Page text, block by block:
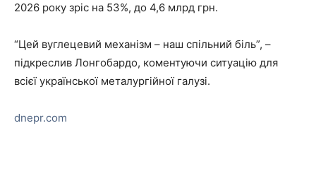
2026 року зріс на 53%, до 4,6 млрд грн.
“Цей вуглецевий механізм – наш спільний біль”, –
підкреслив Лонгобардо, коментуючи ситуацію для
всієї української металургійної галузі.
dnepr.com